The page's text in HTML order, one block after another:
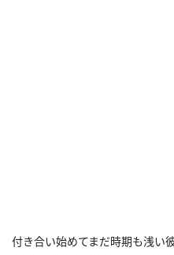
付き合い始めてまだ時期も浅い